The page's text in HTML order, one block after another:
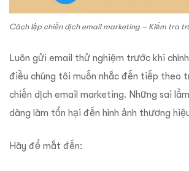
Cách lập chiến dịch email marketing – Kiểm tra
Luôn gửi email thử nghiệm trước khi
điều chúng tôi muốn nhắc đến tiếp theo
chiến dịch email marketing. Những sai
dàng làm tổn hại đến hình ảnh thương
Hãy để mắt đến: